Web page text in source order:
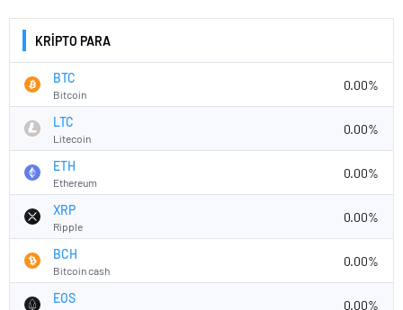
KRİPTO PARA
BTC
Bitcoin
0.00%
LTC
Litecoin
0.00%
ETH
Ethereum
0.00%
XRP
Ripple
0.00%
BCH
Bitcoin cash
0.00%
EOS 0.00%